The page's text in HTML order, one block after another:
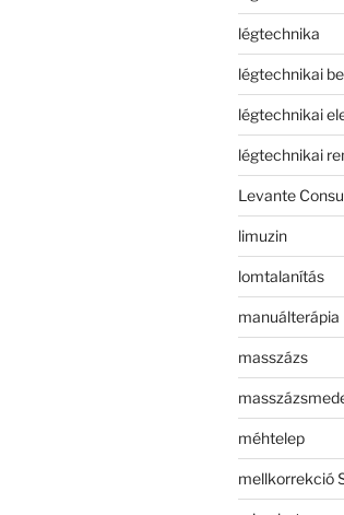
légtechnika
légtechnikai
légtechnikai
légtechnikai
Levante
limuzin
lomtalanítás
manuálterápia
masszázs
méhtelep
mellkorrekció